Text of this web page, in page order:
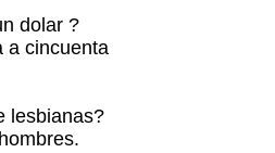
dolar ?
a cincuenta
lesbianas?